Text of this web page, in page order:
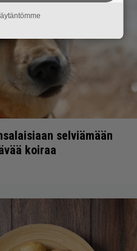
selviämään
koiraa